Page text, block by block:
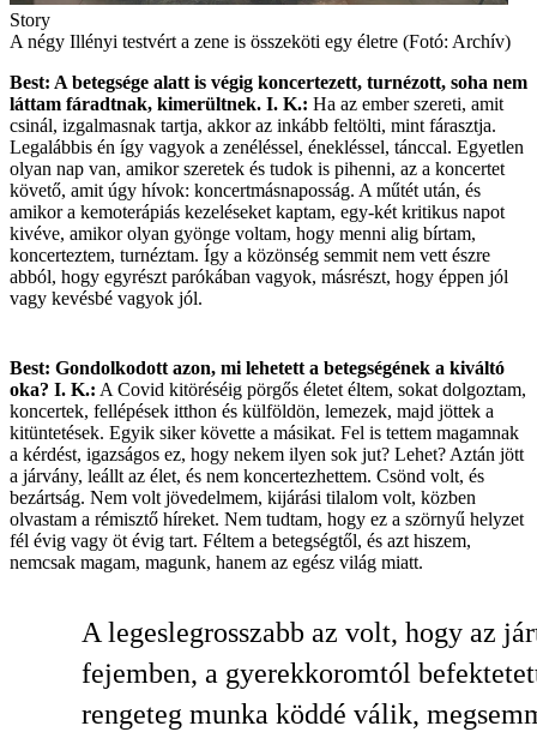
Story
A négy Illényi testvért a zene is összeköti egy életre (Fotó: Archív)
Best: A betegsége alatt is végig koncertezett, turnézott, soha nem
láttam fáradtnak, kimerültnek. I. K.: Ha az ember szereti, amit
csinál, izgalmasnak tartja, akkor az inkább feltölti, mint fárasztja.
Legalábbis én így vagyok a zenéléssel, énekléssel, tánccal. Egyetlen
olyan nap van, amikor szeretek és tudok is pihenni, az a koncertet
követő, amit úgy hívok: koncertmásnaposság. A műtét után, és
amikor a kemoterápiás kezeléseket kaptam, egy-két kritikus napot
kivéve, amikor olyan gyönge voltam, hogy menni alig bírtam,
koncerteztem, turnéztam. Így a közönség semmit nem vett észre
abból, hogy egyrészt parókában vagyok, másrészt, hogy éppen jól
vagy kevésbé vagyok jól.
Best: Gondolkodott azon, mi lehetett a betegségének a kiváltó
oka? I. K.: A Covid kitöréséig pörgős életet éltem, sokat dolgoztam,
koncertek, fellépések itthon és külföldön, lemezek, majd jöttek a
kitüntetések. Egyik siker követte a másikat. Fel is tettem magamnak
a kérdést, igaz­ságos ez, hogy nekem ilyen sok jut? Lehet? Aztán jött
a járvány, leállt az élet, és nem koncertezhettem. Csönd volt, és
bezártság. Nem volt jövedelmem, kijárási tilalom volt, közben
olvastam a rémisztő híreket. Nem tudtam, hogy ez a szörnyű helyzet
fél évig vagy öt évig tart. Féltem a betegségtől, és azt hiszem,
nemcsak magam, magunk, hanem az egész világ miatt.
A legeslegrosszabb az volt, hogy az
fejemben, a gyerekkoromtól
rengeteg munka köddé válik,